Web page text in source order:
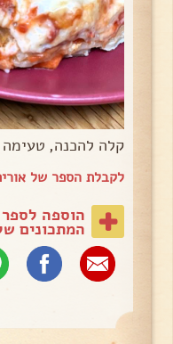
קלה להכנה, טעימה
לקבלת הספר של
הוספה לספר
המתכונים